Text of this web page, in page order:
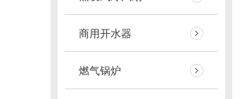
商用开水器
燃气锅炉